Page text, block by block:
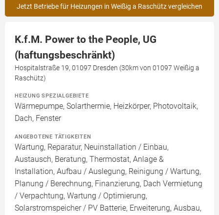
Jetzt Betriebe für Heizungen in Weißig a Raschütz vergleichen
K.f.M. Power to the People, UG
(haftungsbeschränkt)
Hospitalstraße 19, 01097 Dresden (30km von 01097 Weißig a
Raschütz)
HEIZUNG SPEZIALGEBIETE
Wärmepumpe, Solarthermie, Heizkörper, Photovoltaik,
Dach, Fenster
ANGEBOTENE TÄTIGKEITEN
Wartung, Reparatur, Neuinstallation / Einbau,
Austausch, Beratung, Thermostat, Anlage &
Installation, Aufbau / Auslegung, Reinigung / Wartung,
Planung / Berechnung, Finanzierung, Dach Vermietung
/ Verpachtung, Wartung / Optimierung,
Solarstromspeicher / PV Batterie, Erweiterung, Ausbau,